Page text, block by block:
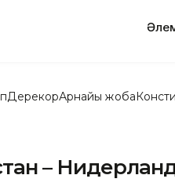
ДерекқорАрнайы жоба
–